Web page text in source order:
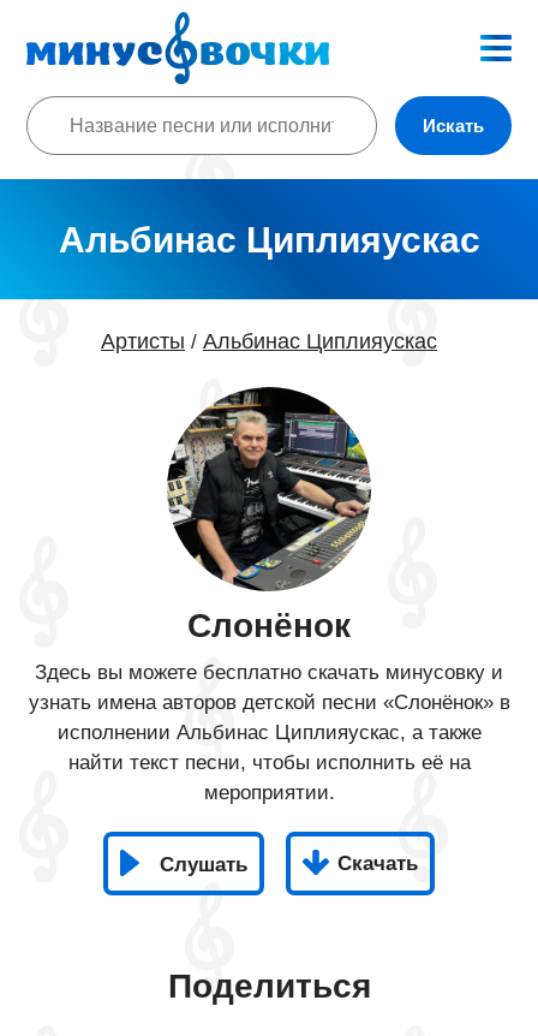
Искать
Альбинас Циплияускас
Артисты / Альбинас Циплияускас
Слонёнок
Здесь вы можете бесплатно скачать минусовку и
узнать имена авторов детской песни «Слонёнок» в
исполнении Альбинас Циплияускас, а также
найти текст песни, чтобы исполнить её на
мероприятии.
Слушать Скачать
Поделиться